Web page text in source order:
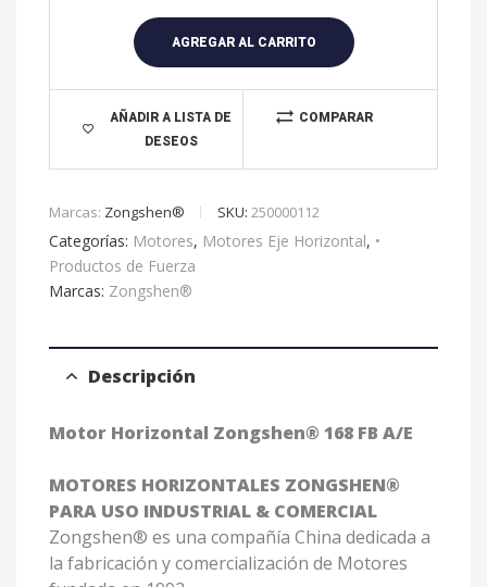
AGREGAR AL CARRITO
AÑADIR A LISTA DE
DESEOS
COMPARAR
e
r
n
a
v
:
Marcas: Zongshen® SKU: 250000112
Categorías: Motores, Motores Eje Horizontal, •
Productos de Fuerza
Marcas: Zongshen®
Descripción
Motor Horizontal Zongshen® 168 FB A/E
MOTORES HORIZONTALES ZONGSHEN®
PARA USO INDUSTRIAL & COMERCIAL
Zongshen® es una compañía China dedicada a
la fabricación y comercialización de Motores